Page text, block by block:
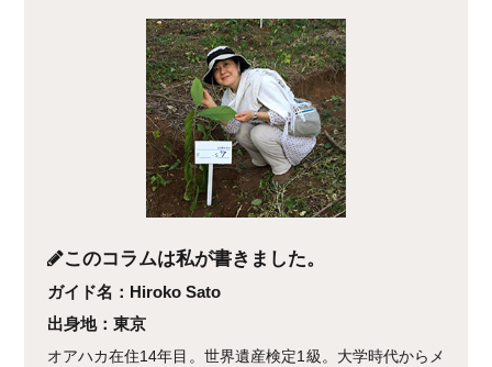
このコラムは私が書きました。
ガイド名：Hiroko Sato
出身地：東京
オアハカ在住14年目。世界遺産検定1級。大学時代からメ